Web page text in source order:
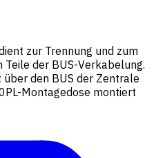
zur Trennung und zum
der BUS-Verkabelung.
den BUS der Zentrale
Montagedose montiert